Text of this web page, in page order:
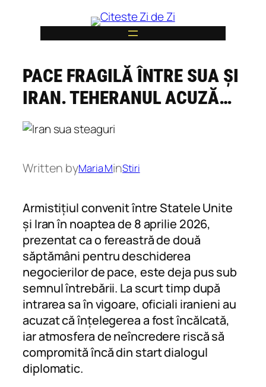
content
PACE FRAGILĂ ÎNTRE SUA ȘI
IRAN. TEHERANUL ACUZĂ…
Written byMaria MinStiri
Armistițiul convenit între Statele Unite
și Iran în noaptea de 8 aprilie 2026,
prezentat ca o fereastră de două
săptămâni pentru deschiderea
negocierilor de pace, este deja pus sub
semnul întrebării. La scurt timp după
intrarea sa în vigoare, oficiali iranieni au
acuzat că înțelegerea a fost încălcată,
iar atmosfera de neîncredere riscă să
compromită încă din start dialogul
diplomatic.
6